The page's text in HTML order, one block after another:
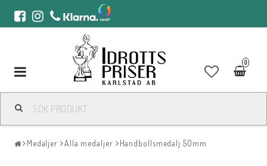
0
Toggle
navigation
Medaljer Alla medaljer Handbollsmedalj 50mm